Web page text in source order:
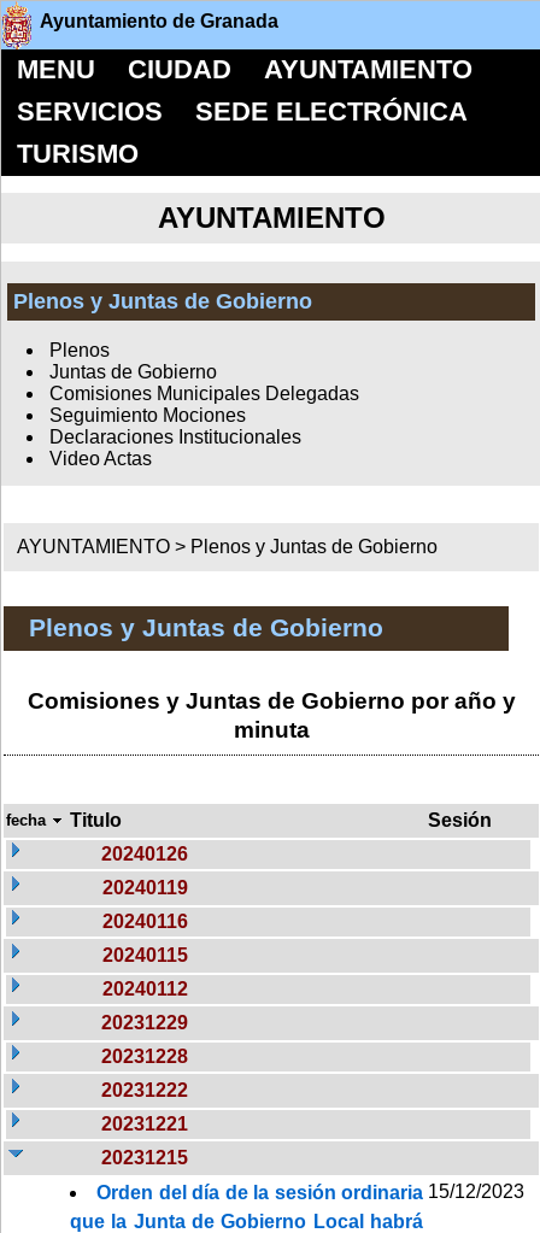
Ayuntamiento de Granada
MENU CIUDAD
AYUNTAMIENTO
SERVICIOS
SEDE ELECTRÓNICA
TURISMO
AYUNTAMIENTO
Plenos y Juntas de Gobierno
Plenos
Juntas de Gobierno
Comisiones Municipales Delegadas
Seguimiento Mociones
Declaraciones Institucionales
Video Actas
AYUNTAMIENTO > Plenos y Juntas de Gobierno
Plenos y Juntas de Gobierno
Comisiones y Juntas de Gobierno por año y
minuta
fecha Titulo
Sesión
20240126
20240119
20240116
20240115
20240112
20231229
20231228
20231222
20231221
20231215
Orden del día de la sesión ordinaria
que la Junta de Gobierno Local habrá
15/12/2023